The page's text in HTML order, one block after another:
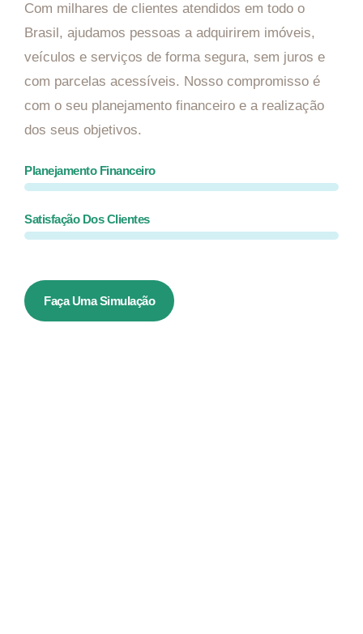
Com milhares de clientes atendidos em todo o
Brasil, ajudamos pessoas a adquirirem imóveis,
veículos e serviços de forma segura, sem juros e
com parcelas acessíveis. Nosso compromisso é
com o seu planejamento financeiro e a realização
dos seus objetivos.
Planejamento Financeiro
Satisfação Dos Clientes
Faça Uma Simulação